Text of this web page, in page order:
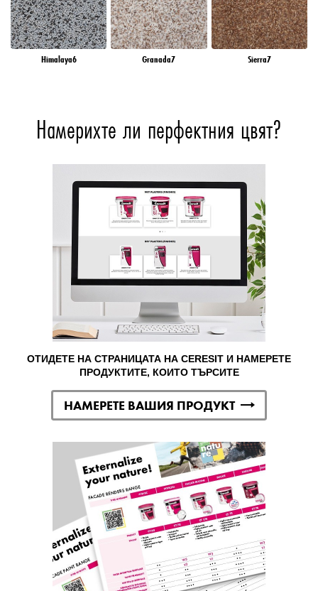
Himalaya6 Granada7 Sierra7
Намерихте ли перфектния цвят?
ОТИДЕТЕ НА СТРАНИЦАТА НА CERESIT И НАМЕРЕТЕ
ПРОДУКТИТЕ, КОИТО ТЪРСИТЕ
НАМЕРЕТЕ ВАШИЯ ПРОДУКТ